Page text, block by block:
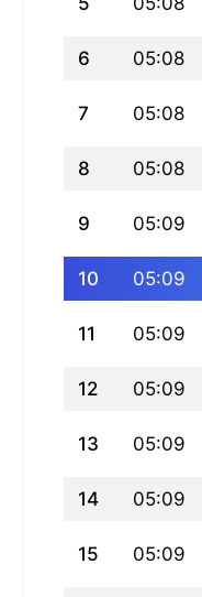
6 05:08
7 05:08
8 05:08
9 05:09
10 05:09
11 05:09
12 05:09
13 05:09
14 05:09
15 05:09